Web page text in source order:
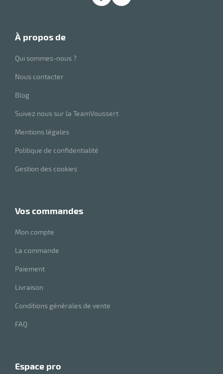
à propos de
Qui sommes-nous ?
Nous contacter
Blog
Suivez nous sur la TeamVoussert
Mentions légales
Politique de confidentialité
Gestion des cookies
vos commandes
Mon compte
La commande
Paiement
Livraison
Conditions générales de vente
FAQ
espace pro